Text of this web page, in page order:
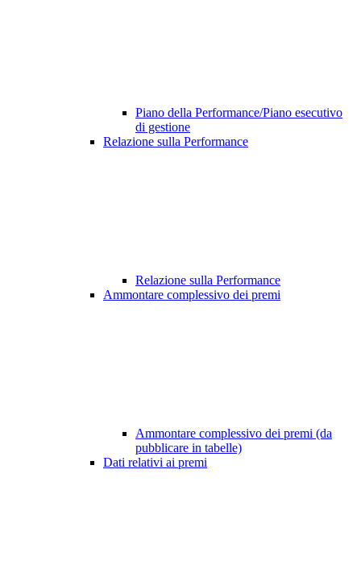
Piano della Performance/Piano esecutivo
di gestione
Relazione sulla Performance
Relazione sulla Performance
Ammontare complessivo dei premi
Ammontare complessivo dei premi (da
pubblicare in tabelle)
Dati relativi ai premi